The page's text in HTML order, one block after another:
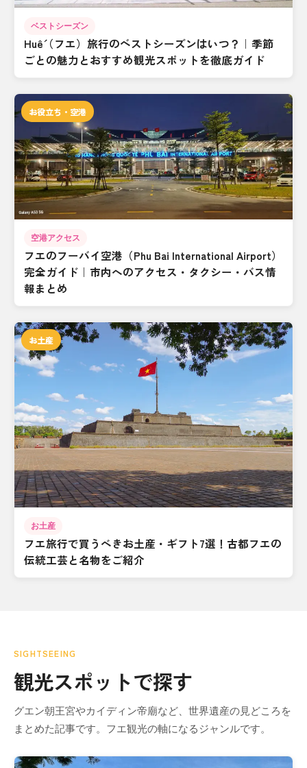
ベストシーズン
Huế（フエ）旅行のベストシーズンはいつ？｜季節
ごとの魅力とおすすめ観光スポットを徹底ガイド
お役立ち・空港
空港アクセス
フエのフーバイ空港（Phu Bai International Airport）
完全ガイド｜市内へのアクセス・タクシー・バス情
報まとめ
お土産
お土産
フエ旅行で買うべきお土産・ギフト7選！古都フエの
伝統工芸と名物をご紹介
SIGHTSEEING
観光スポットで探す
グエン朝王宮やカイディン帝廟など、世界遺産の見どころを
まとめた記事です。フエ観光の軸になるジャンルです。